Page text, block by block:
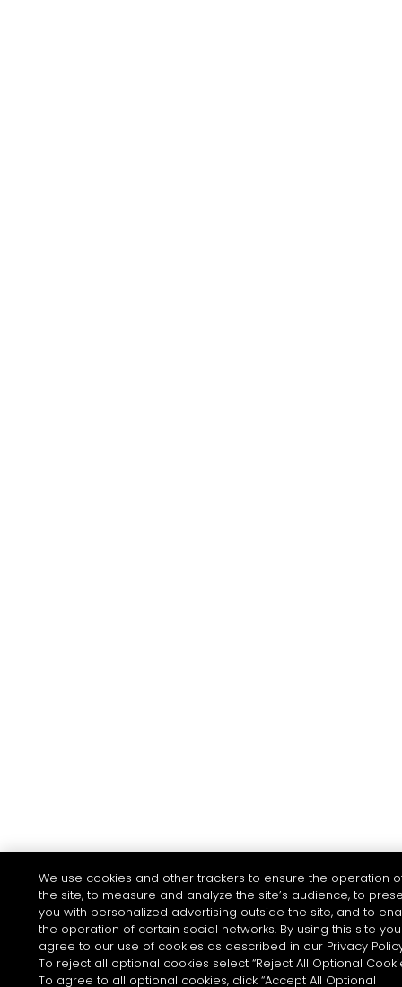
We use cookies and other trackers to ensure the operation
the site, to measure and analyze the site’s audience, to
you with personalized advertising outside the site, and to
the operation of certain social networks. By using this site you
agree to our use of cookies as described in our Privacy
To reject all optional cookies select “Reject All Optional
To agree to all optional cookies, click “Accept All Optional